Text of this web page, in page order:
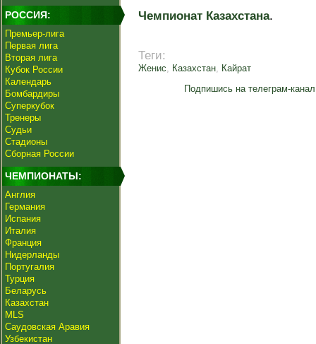
РОССИЯ:
Премьер-лига
Первая лига
Вторая лига
Кубок России
Календарь
Бомбардиры
Суперкубок
Тренеры
Судьи
Стадионы
Сборная России
ЧЕМПИОНАТЫ:
Англия
Германия
Испания
Италия
Франция
Нидерланды
Португалия
Турция
Беларусь
Казахстан
MLS
Саудовская Аравия
Узбекистан
Чемпионат Казахстана.
Теги:
Женис, Казахстан, Кайрат
Подпишись на телеграм-